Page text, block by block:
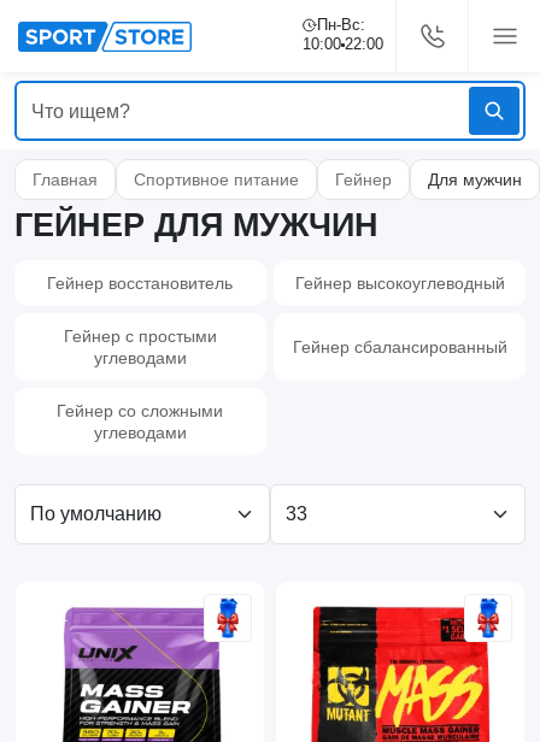
Пн-Вс:
10:00 22:00
Главная Спортивное питание Гейнер Для мужчин
ГЕЙНЕР ДЛЯ МУЖЧИН
Гейнер восстановитель Гейнер высокоуглеводный
Гейнер с простыми
углеводами
Гейнер сбалансированный
Гейнер со сложными
углеводами